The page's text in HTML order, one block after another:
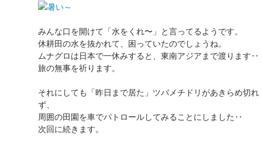
みんな口を開けて「水をくれ〜」と言ってるようです。
休耕田の水を抜かれて、困っていたのでしょうね。
ムナグロは日本で一休みすると、東南アジアまで渡ります‥
旅の無事を祈ります。
それにしても「昨日まで居た」ツバメチドリがあきらめ切れ
ず、
周囲の田園を車でパトロールしてみることにしました‥
次回に続きます。